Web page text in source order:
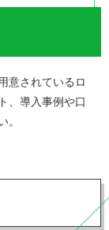
意されているロ
、導入事例や口
。